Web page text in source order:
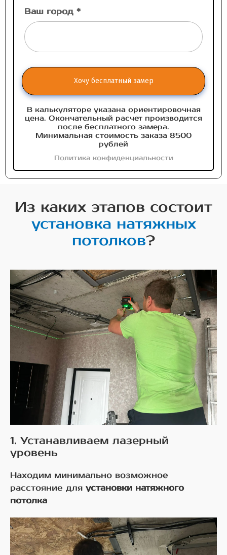
Ваш город *
Хочу бесплатный замер
В калькуляторе указана ориентировочная
цена. Окончательный расчет производится
после бесплатного замера.
Минимальная стоимость заказа 8500
рублей
Политика конфиденциальности
Из каких этапов состоит
установка натяжных
потолков?
1. Устанавливаем лазерный
уровень
Находим минимально возможное
расстояние для установки натяжного
потолка